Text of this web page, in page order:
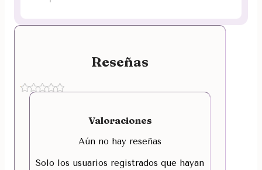
Reseñas
Valoraciones
Aún no hay reseñas
Solo los usuarios registrados que hayan